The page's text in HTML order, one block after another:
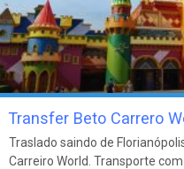
Transfer Beto Carrero
Florianópolis
Traslado saindo de
Carreiro World. Transporte